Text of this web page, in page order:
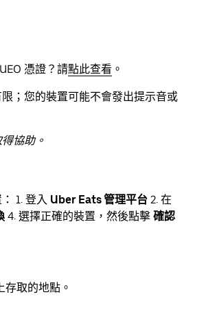
憑證？請點此查看 。
；您的裝置可能不會發出提示音或
協助。
1. 登入 Uber Eats 管理平台 2. 在
4. 選擇正確的裝置，然後點擊 確認
取的地點。